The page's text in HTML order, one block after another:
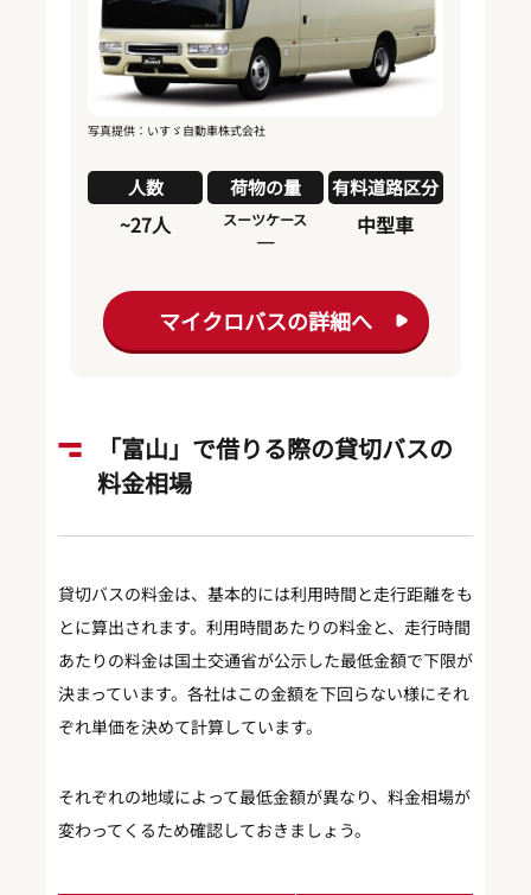
写真提供：いすゞ自動車株式会社
人数
~27人
荷物の量
スーツケース
―
有料道路区分
中型車
マイクロバスの詳細へ
「富山」で借りる際の貸切バスの
料金相場
貸切バスの料金は、基本的には利用時間と走行距離をも
とに算出されます。利用時間あたりの料金と、走行時間
あたりの料金は国土交通省が公示した最低金額で下限が
決まっています。各社はこの金額を下回らない様にそれ
ぞれ単価を決めて計算しています。
それぞれの地域によって最低金額が異なり、料金相場が
変わってくるため確認しておきましょう。